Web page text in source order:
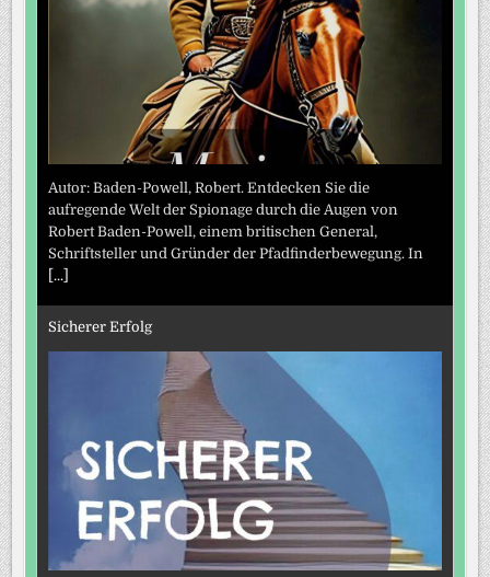
Autor: Baden-Powell, Robert. Entdecken Sie die
aufregende Welt der Spionage durch die Augen von
Robert Baden-Powell, einem britischen General,
Schriftsteller und Gründer der Pfadfinderbewegung. In
[...]
Sicherer Erfolg